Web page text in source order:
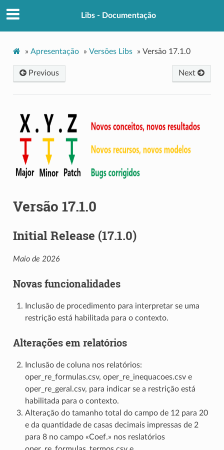
Libs - Documentação
» Apresentação » Versões Libs » Versão 17.1.0
Next
Previous
Versão 17.1.0
Initial Release (17.1.0)
Maio de 2026
Novas funcionalidades
Inclusão de procedimento para interpretar se uma
restrição está habilitada para o contexto.
Alterações em relatórios
Inclusão de coluna nos relatórios:
oper_re_formulas.csv, oper_re_inequacoes.csv e
oper_re_geral.csv, para indicar se a restrição está
habilitada para o contexto.
Alteração do tamanho total do campo de 12 para 20
e da quantidade de casas decimais impressas de 2
para 8 no campo «Coef.» nos reslatórios